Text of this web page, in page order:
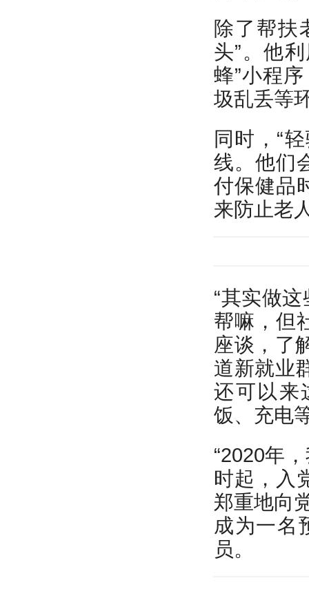
除了帮扶
头”。他
蜂”小程
圾乱丢等
同时，“
线。他们
付保健品
来防止老
“其实做
帮嘛，但
座谈，了
道新就业
还可以来
饭、充电
“2020年
时起，入
郑重地向
成为一名
员。